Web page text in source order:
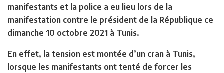
manifestants et la police a eu lieu lors de la
manifestation contre le président de la République ce
dimanche 10 octobre 2021 à Tunis.
En effet, la tension est montée d’un cran à Tunis,
lorsque les manifestants ont tenté de forcer les